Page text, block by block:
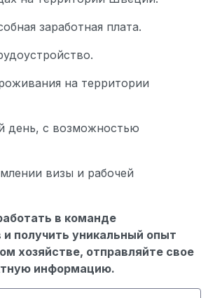
заработная плата.
на территории
день, с возможностью
визы и рабочей
в команде
получить уникальный опыт
хозяйстве, отправляйте свое
информацию.